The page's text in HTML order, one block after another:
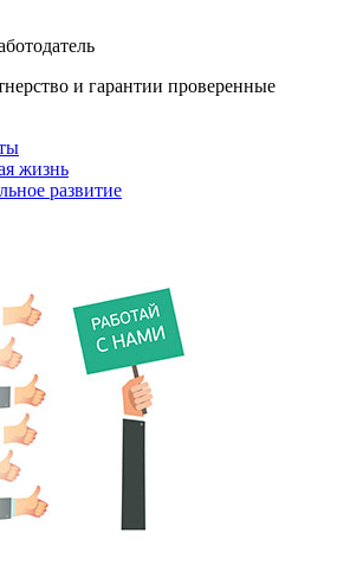
и гарантии проверенные
жизнь
развитие